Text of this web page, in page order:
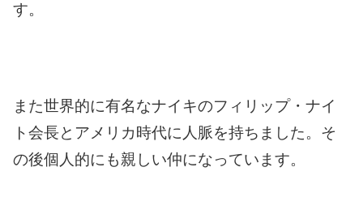
す。
また世界的に有名なナイキのフィリップ・ナイ
ト会長とアメリカ時代に人脈を持ちました。 そ
の後個人的にも親しい仲になっています。